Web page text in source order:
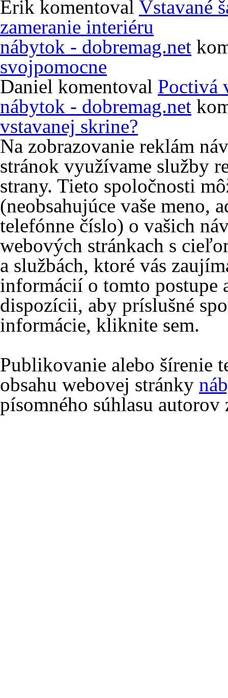
Erik komentoval Vstavané
zameranie interiéru
nábytok - dobremag.net
svojpomocne
Daniel komentoval Poctivá
nábytok - dobremag.net
vstavanej skrine?
Na zobrazovanie reklám
stránok využívame služby
strany. Tieto spoločnosti
(neobsahujúce vaše meno,
telefónne číslo) o vašich
webových stránkach s
a službách, ktoré vás
informácií o tomto postupe
dispozícii, aby príslušné
informácie, kliknite sem.
Publikovanie alebo šírenie
obsahu webovej stránky
písomného súhlasu autorov